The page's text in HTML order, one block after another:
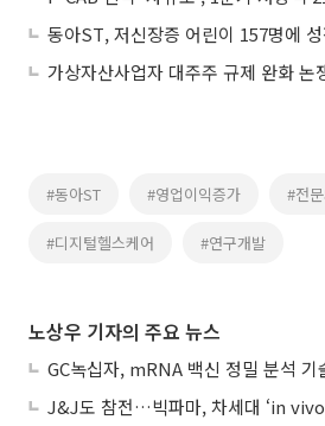
동아ST, 저신장증 어린이 157명에
가상자산사업자 대주주 규제 완화 논
#동아ST #영업이익증가 #전
#디지털헬스케어 #연구개발
노상우 기자의 주요 뉴스
GC녹십자, mRNA 백신 정밀 분석 기